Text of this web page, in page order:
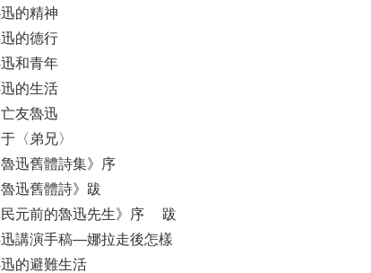
的精神
的德行
和青年
的生活
友魯迅
于〈弟兄〉
魯迅舊體詩集》序
魯迅舊體詩》跋
民元前的魯迅先生》序 跋
講演手稿—娜拉走後怎樣
的避難生活